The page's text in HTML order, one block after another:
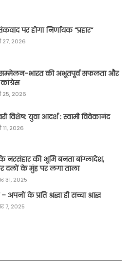
पर होगा निर्णायक “प्रहार“
27, 2026
भारत की अभूतपूर्व सफलता और
25, 2026
विशेष: युवा आदर्श : स्वामी विवेकानंद
11, 2026
नरसंहार की भूमि बनता बांग्लादेश,
दलों के मुंह पर लगा ताला
31, 2025
अपनों के प्रति श्रद्धा ही सच्चा श्राद्ध
7, 2025